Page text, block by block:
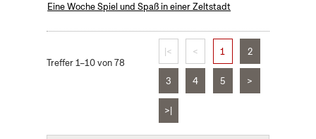
Eine Woche Spiel und Spaß in einer Zeltstadt
Treffer 1–10 von 78
|< < 1 2
3 4 5 >
>|